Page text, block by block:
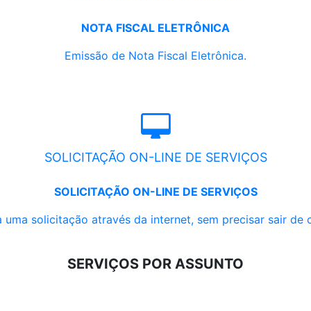
NOTA FISCAL ELETRÔNICA
Emissão de Nota Fiscal Eletrônica.
SOLICITAÇÃO ON-LINE DE SERVIÇOS
SOLICITAÇÃO ON-LINE DE SERVIÇOS
uma solicitação através da internet, sem precisar sair de
SERVIÇOS POR ASSUNTO